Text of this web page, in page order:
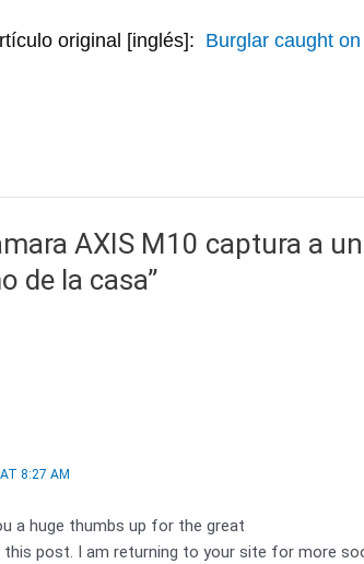
original [inglés]: Burglar caught
AXIS M10 captura a
de la casa”
8:27 AM
a huge thumbs up for the great
post. I am returning to your site for more